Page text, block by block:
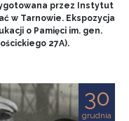
przez Instytut
w Tarnowie. Ekspozycja
o Pamięci im. gen.
27A).
30
grudnia